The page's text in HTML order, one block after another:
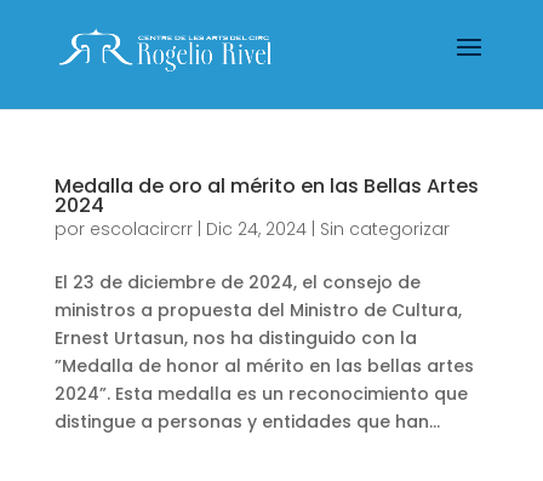
Medalla de oro al mérito en las Bellas Artes
2024
por escolacircrr| Dic 24, 2024| Sin categorizar
El 23 de diciembre de 2024, el consejo de
ministros a propuesta del Ministro de Cultura,
Ernest Urtasun, nos ha distinguido con la
”Medalla de honor al mérito en las bellas artes
2024”. Esta medalla es un reconocimiento que
distingue a personas y entidades que han...